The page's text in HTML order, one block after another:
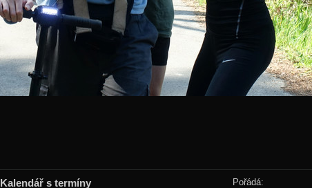
Kalendář s termíny Pořádá: